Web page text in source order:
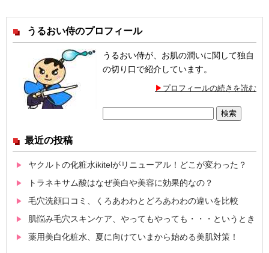
うるおい侍のプロフィール
うるおい侍が、お肌の潤いに関して独自
の切り口で紹介しています。
プロフィールの続きを読む
最近の投稿
ヤクルトの化粧水ikitelがリニューアル！どこが変わった？
トラネキサム酸はなぜ美白や美容に効果的なの？
毛穴洗顔口コミ、くろあわわとどろあわわの違いを比較
肌悩み毛穴スキンケア、やってもやっても・・・というとき
薬用美白化粧水、夏に向けていまから始める美肌対策！